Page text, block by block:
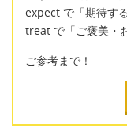
expect で「期待する
treat で「ご褒美・
ご参考まで！